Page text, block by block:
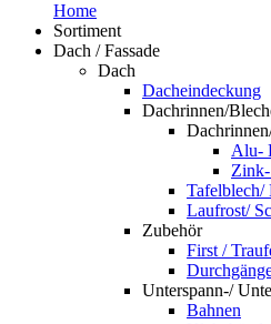
Home
Sortiment
Dach / Fassade
Dach
Dacheindeckung
Dachrinnen/
Alu-
Tafelblech/
Laufrost/
Zubehör
First /
Unterspann-/
Bahnen